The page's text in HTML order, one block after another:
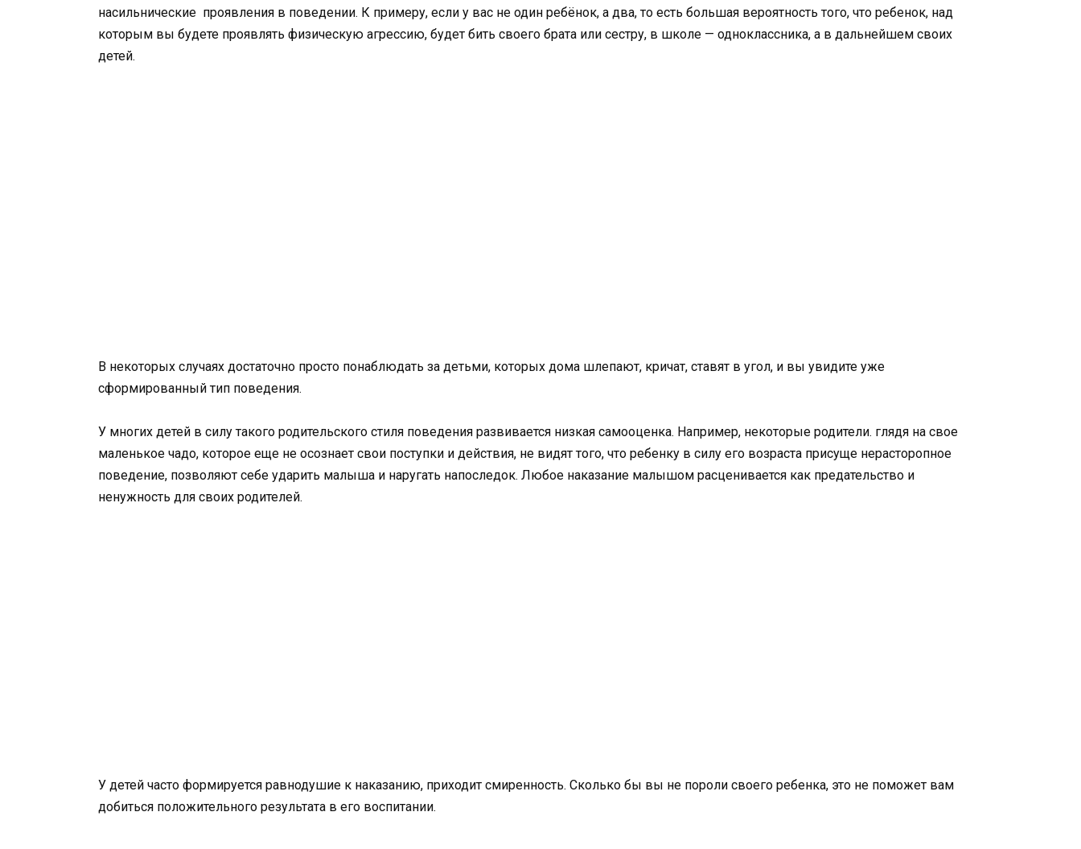
насильнические проявления в поведении. К примеру, если у вас не один ребёнок, а два, то есть большая вероятность того, что ребенок, над
которым вы будете проявлять физическую агрессию, будет бить своего брата или сестру, в школе — одноклассника, а в дальнейшем своих
детей.
В некоторых случаях достаточно просто понаблюдать за детьми, которых дома шлепают, кричат, ставят в угол, и вы увидите уже
сформированный тип поведения.
У многих детей в силу такого родительского стиля поведения развивается низкая самооценка. Например, некоторые родители. глядя на свое
маленькое чадо, которое еще не осознает свои поступки и действия, не видят того, что ребенку в силу его возраста присуще нерасторопное
поведение, позволяют себе ударить малыша и наругать напоследок. Любое наказание малышом расценивается как предательство и
ненужность для своих родителей.
У детей часто формируется равнодушие к наказанию, приходит смиренность. Сколько бы вы не пороли своего ребенка, это не поможет вам
добиться положительного результата в его воспитании.